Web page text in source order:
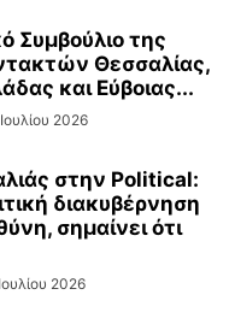
Συμβούλιο της
Θεσσαλίας,
και Εύβοιας...
2026
στην Political:
διακυβέρνηση
σημαίνει ότι
2026